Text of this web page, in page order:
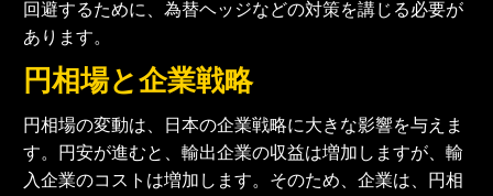
回避するために、為替ヘッジなどの対策を講じる必要が
あります。
円相場と企業戦略
円相場の変動は、日本の企業戦略に大きな影響を与えま
す。円安が進むと、輸出企業の収益は増加しますが、輸
入企業のコストは増加します。そのため、企業は、円相